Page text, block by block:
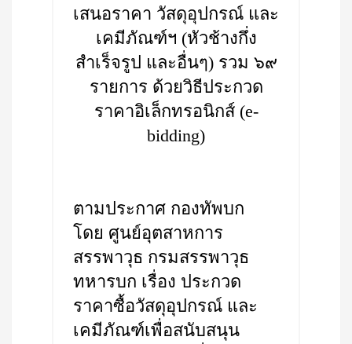
เสนอราคา วัสดุอุปกรณ์ และ
เคมีภัณฑ์ฯ (หัวช้างกึ่ง
สำเร็จรูป และอื่นๆ) รวม ๖๙
รายการ ด้วยวิธีประกวด
ราคาอิเล็กทรอนิกส์ (e-
bidding)
ตามประกาศ กองทัพบก
โดย ศูนย์อุตสาหการ
สรรพาวุธ กรมสรรพาวุธ
ทหารบก เรื่อง ประกวด
ราคาซื้อวัสดุอุปกรณ์ และ
เคมีภัณฑ์เพื่อสนับสนุน